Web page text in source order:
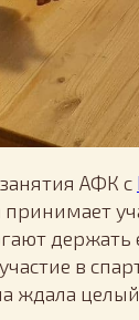
АФК с
держать
в
ждала